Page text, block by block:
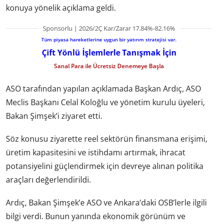
konuya yönelik açıklama geldi.
Sponsorlu | 2026/2Ç Kar/Zarar 17.84%-82.16%
Tüm piyasa hareketlerine uygun bir yatırım stratejisi var.
Çift Yönlü İşlemlerle Tanışmak İçin
Sanal Para ile Ücretsiz Denemeye Başla
ASO tarafından yapılan açıklamada Başkan Ardıç, ASO
Meclis Başkanı Celal Koloğlu ve yönetim kurulu üyeleri,
Bakan Şimşek’i ziyaret etti.
Söz konusu ziyarette reel sektörün finansmana erişimi,
üretim kapasitesini ve istihdamı artırmak, ihracat
potansiyelini güçlendirmek için devreye alınan politika
araçları değerlendirildi.
Ardıç, Bakan Şimşek’e ASO ve Ankara’daki OSB’lerle ilgili
bilgi verdi. Bunun yanında ekonomik görünüm ve